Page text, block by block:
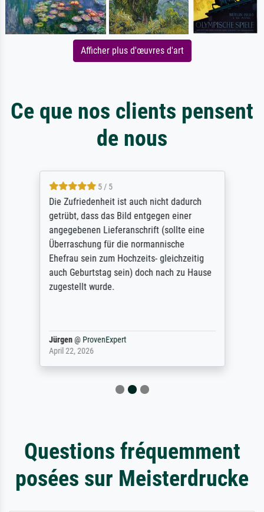
Afficher plus d'œuvres d'art
Ce que nos clients pensent
de nous
5 / 5
Die Zufriedenheit ist auch nicht dadurch
getrübt, dass das Bild entgegen einer
angegebenen Lieferanschrift (sollte eine
Überraschung für die normannische
Ehefrau sein zum Hochzeits- gleichzeitig
auch Geburtstag sein) doch nach zu Hause
zugestellt wurde.
Jürgen@ ProvenExpert
April 22, 2026
Questions fréquemment
posées sur Meisterdrucke